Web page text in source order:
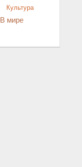
Культура
В мире